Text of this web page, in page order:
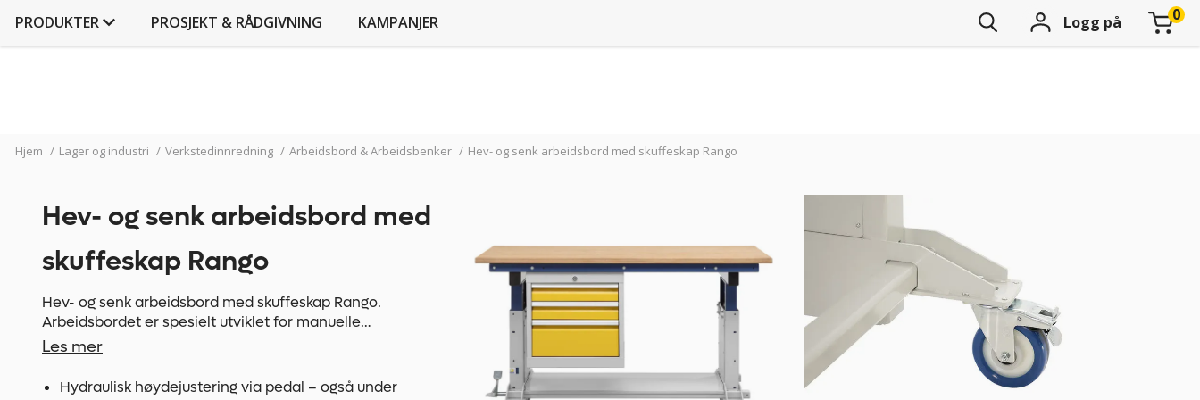
PRODUKTER PROSJEKT & RÅDGIVNING KAMPANJER Logg på
Hjem / Lager og industri / Verkstedinnredning / Arbeidsbord & Arbeidsbenker / Hev- og senk arbeidsbord med skuffeskap Rango
Hev- og senk arbeidsbord med
skuffeskap Rango
Hev- og senk arbeidsbord med skuffeskap Rango.
Arbeidsbordet er spesielt utviklet for manuelle
arbeidsplasser innen produksjon og montering. Stor fysisk
sykefravær på grunn av muskel- og skjelettplager.
Les mer
Hydraulisk høydejustering via pedal – også under